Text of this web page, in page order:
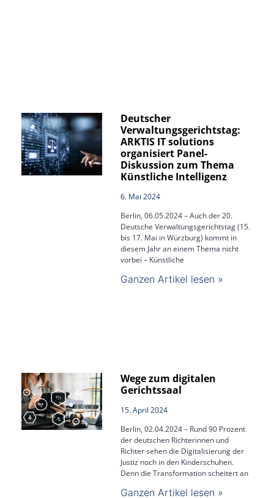
Deutscher
Verwaltungsgerichtstag:
ARKTIS IT solutions
organisiert Panel-
Diskussion zum Thema
Künstliche Intelligenz
6. Mai 2024
Berlin, 06.05.2024 – Auch der 20.
Deutsche Verwaltungsgerichtstag (15.
bis 17. Mai in Würzburg) kommt in
diesem Jahr an einem Thema nicht
vorbei – Künstliche
Ganzen Artikel lesen »
Wege zum digitalen
Gerichtssaal
15. April 2024
Berlin, 02.04.2024 – Rund 90 Prozent
der deutschen Richterinnen und
Richter sehen die Digitalisierung der
Justiz noch in den Kinderschuhen.
Denn die Transformation scheitert an
Ganzen Artikel lesen »